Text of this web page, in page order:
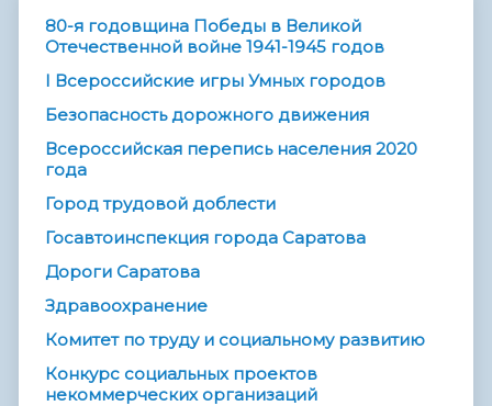
80-я годовщина Победы в Великой
Отечественной войне 1941-1945 годов
I Всероссийские игры Умных городов
Безопасность дорожного движения
Всероссийская перепись населения 2020
года
Город трудовой доблести
Госавтоинспекция города Саратова
Дороги Саратова
Здравоохранение
Комитет по труду и социальному развитию
Конкурс социальных проектов
некоммерческих организаций